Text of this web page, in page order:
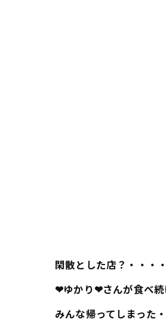
閑散とした店？・・・
❤ゆかり❤さんが食べ続
みんな帰ってしまった